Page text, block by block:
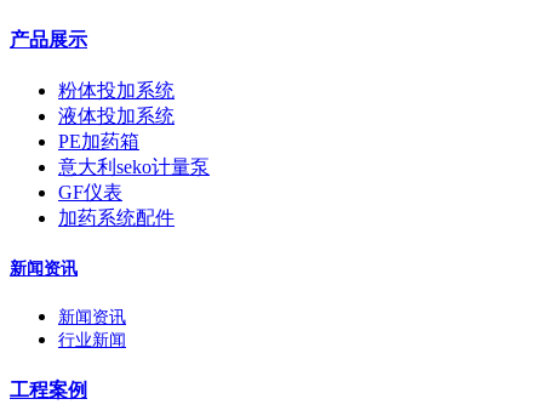
产品展示
粉体投加系统
液体投加系统
PE加药箱
意大利seko计量泵
GF仪表
加药系统配件
新闻资讯
新闻资讯
行业新闻
工程案例